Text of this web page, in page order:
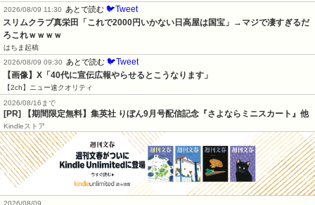
2026/08/09 11:30
あとで読む 🐦Tweet
スリムクラブ真栄田「これで2000円いかない日高屋は国宝」→マジで凄すぎるだ
ろこれｗｗｗｗ
はちま起稿
2026/08/09 09:30
あとで読む 🐦Tweet
【画像】X「40代に宣伝広報やらせるとこうなります」
【2ch】ニュー速クオリティ
2026/08/16まで
[PR] 【期間限定無料】集英社 りぼん9月号配信記念『さよならミニスカート』他
Kindleストア
2026/08/09